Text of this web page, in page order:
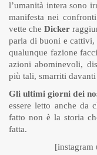
l’umanità intera sono
manifesta nei
vette cheDicker
parla di buoni e
qualunque fazione
azioni abominevoli,
più tali, smarriti
Gli ultimi giorni dei
essere letto anche da
fatto non è la storia
fatta.
[instagram